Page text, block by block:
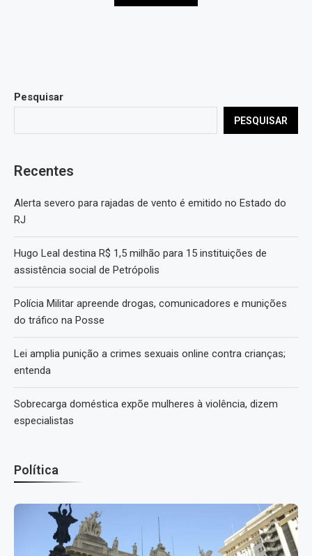
Pesquisar
PESQUISAR
Recentes
Alerta severo para rajadas de vento é emitido no Estado do
RJ
Hugo Leal destina R$ 1,5 milhão para 15 instituições de
assistência social de Petrópolis
Polícia Militar apreende drogas, comunicadores e munições
do tráfico na Posse
Lei amplia punição a crimes sexuais online contra crianças;
entenda
Sobrecarga doméstica expõe mulheres à violência, dizem
especialistas
Política